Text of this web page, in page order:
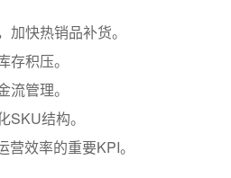
快热销品补货。
积压。
管理。
结构。
效率的重要KPI。